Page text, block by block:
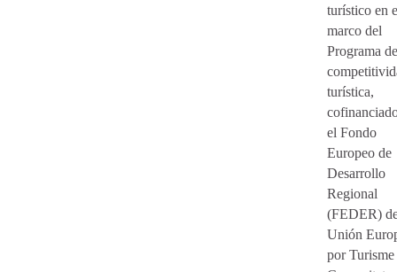
turístico en
marco del
Programa de
turística,
el Fondo
Europeo de
Desarrollo
Regional
(FEDER)
Unión
por Turisme